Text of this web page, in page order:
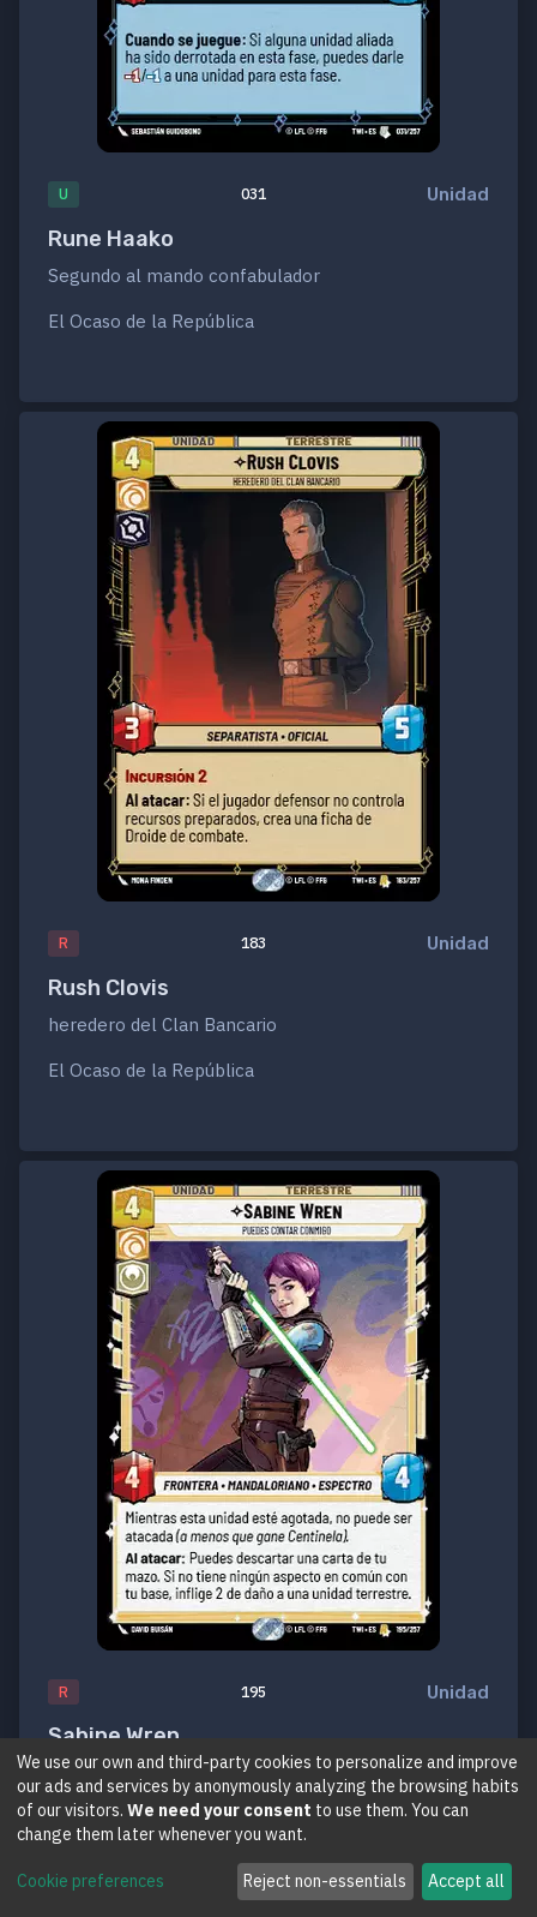
U 031 Unidad
Rune Haako
Segundo al mando confabulador
El Ocaso de la República
R 183 Unidad
Rush Clovis
heredero del Clan Bancario
El Ocaso de la República
R 195 Unidad
Sabine Wren
Puedes contar conmigo
El Ocaso de la República
We use our own and third-party cookies to personalize and improve
our ads and services by anonymously analyzing the browsing habits
of our visitors. We need your consent to use them. You can
change them later whenever you want.
Cookie preferences Reject non-essentials Accept all